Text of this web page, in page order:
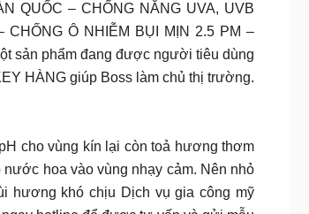
– CHỐNG NẮNG UVA, UVB
Ô NHIỄM BỤI MỊN 2.5 PM –
sản phẩm đang được người tiêu dùng
HÀNG giúp Boss làm chủ thị trường.
cho vùng kín lại còn toả hương thơm
hoa vào vùng nhạy cảm. Nên nhỏ
hương khó chịu Dịch vụ gia công mỹ